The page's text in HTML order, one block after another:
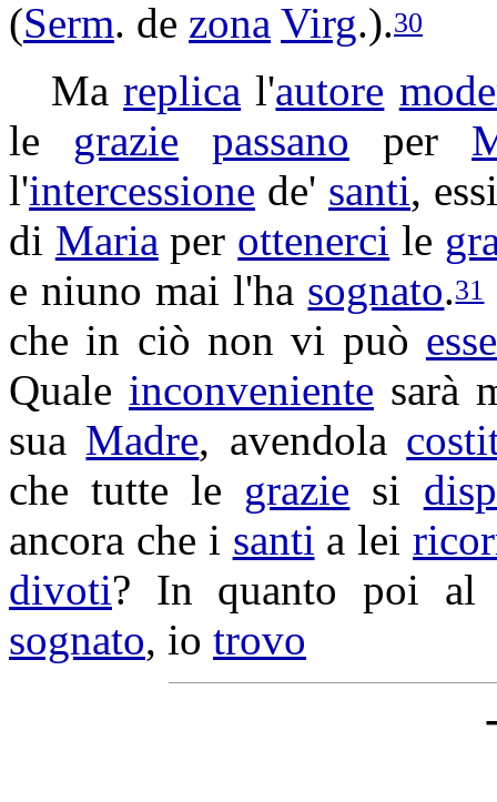
(Serm. de zona Virg.).30
Mareplica l'autore
le grazie passano per
l'intercessione de' santi,
di Maria per ottenerci le
e niuno mai l'ha sognato.31
che in ciò non vi può
Quale inconveniente sarà
sua Madre, avendola
che tutte le grazie si
ancora che i santi a lei
divoti? In quanto poi
sognato, io trovo